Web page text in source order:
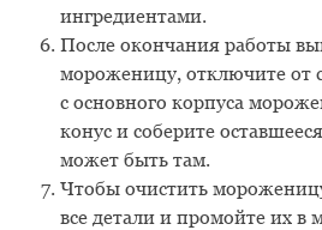
ингредиентами.
После окончания работы
мороженицу, отключите от
с основного корпуса
конус и соберите
может быть там.
Чтобы очистить
все детали и промойте их в